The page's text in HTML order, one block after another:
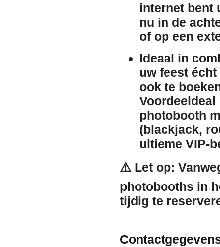
internet bent
nu in de
of op een
Ideaal in
uw feest
ook te
Voordeeldeal
photobooth
(blackjack,
ultieme VIP-
⚠️ Let op:
photobooths in
tijdig te